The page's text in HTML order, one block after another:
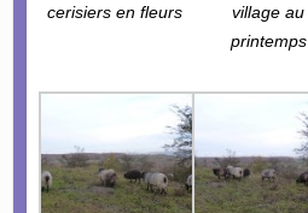
cerisiers en fleurs
village au
printemps